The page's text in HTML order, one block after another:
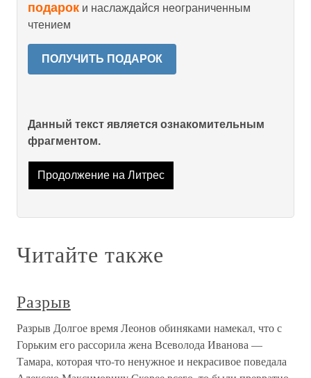
подарок и наслаждайся неограниченным
чтением
ПОЛУЧИТЬ ПОДАРОК
Данный текст является ознакомительным
фрагментом.
Продолжение на Литрес
Читайте также
Разрыв
Разрыв Долгое время Леонов обиняками намекал, что с
Горьким его рассорила жена Всеволода Иванова —
Тамара, которая что-то ненужное и некрасивое поведала